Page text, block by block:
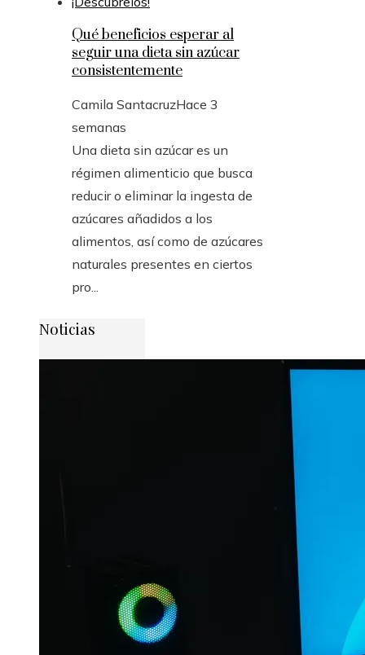
Qué beneficios esperar al
seguir una dieta sin azúcar
consistentemente
Camila SantacruzHace 3
semanas
Una dieta sin azúcar es un
régimen alimenticio que busca
reducir o eliminar la ingesta de
azúcares añadidos a los
alimentos, así como de azúcares
naturales presentes en ciertos
pro...
Noticias